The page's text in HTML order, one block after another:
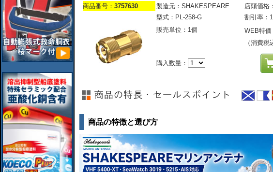
商品番号： 3757630 製造元：SHAKESPEARE
店頭価格
型式：PL-258-G
割引率：
販売単位：1個
WEB特価
（消費税
購入数量：
商品の特徴と選び方